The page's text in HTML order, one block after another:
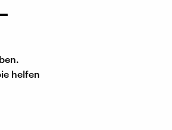
helfen